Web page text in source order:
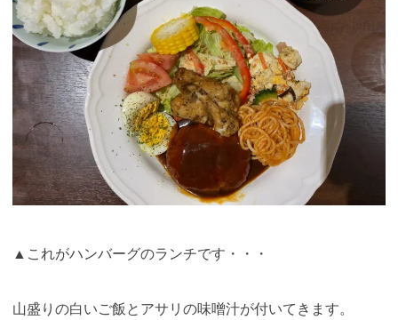
▲これがハンバーグのランチです・・・
山盛りの白いご飯とアサリの味噌汁が付いてきます。